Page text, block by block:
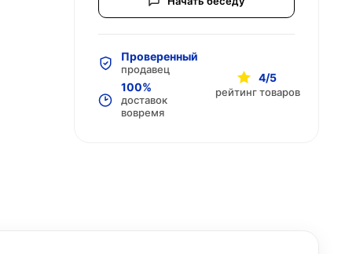
Проверенный
продавец
100%
доставок
вовремя
4/5
рейтинг товаров